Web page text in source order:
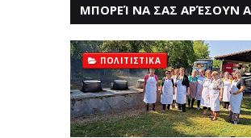
ΜΠΟΡΕΊ ΝΑ ΣΑΣ ΑΡΈΣΟΥΝ
ΠΟΛΙΤΙΣΤΙΚΑ